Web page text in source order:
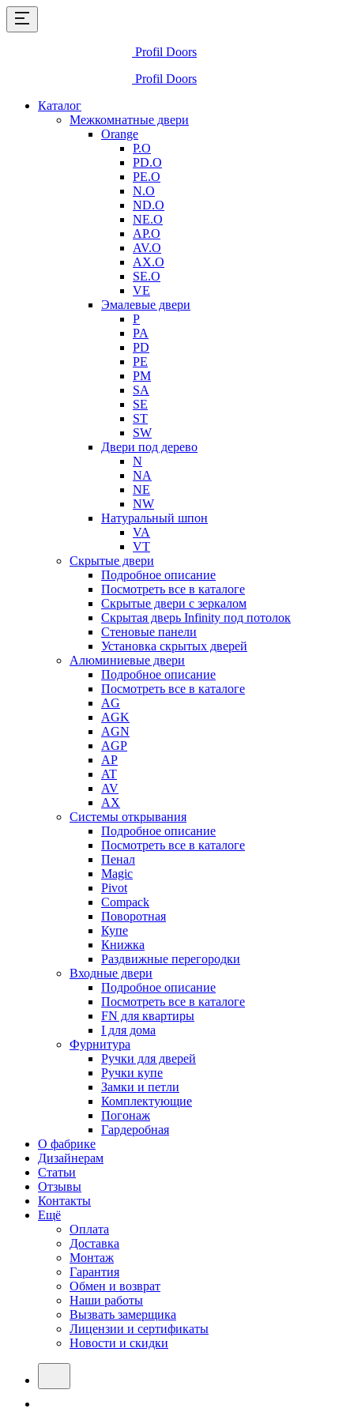
Profil Doors
Profil Doors
Каталог
Межкомнатные двери
Orange
P.O
PD.O
PE.O
N.O
ND.O
NE.O
AP.O
AV.O
AX.O
SE.O
VE
Эмалевые двери
P
PA
PD
PE
PM
SA
SE
ST
SW
Двери под дерево
N
NA
NE
NW
Натуральный шпон
VA
VT
Скрытые двери
Подробное описание
Посмотреть все в каталоге
Скрытые двери с зеркалом
Скрытая дверь Infinity под потолок
Стеновые панели
Установка скрытых дверей
Алюминиевые двери
Подробное описание
Посмотреть все в каталоге
AG
AGK
AGN
AGP
AP
AT
AV
AX
Системы открывания
Подробное описание
Посмотреть все в каталоге
Пенал
Magic
Pivot
Compack
Поворотная
Купе
Книжка
Раздвижные перегородки
Входные двери
Подробное описание
Посмотреть все в каталоге
FN для квартиры
I для дома
Фурнитура
Ручки для дверей
Ручки купе
Замки и петли
Комплектующие
Погонаж
Гардеробная
О фабрике
Дизайнерам
Статьи
Отзывы
Контакты
Ещё
Оплата
Доставка
Монтаж
Гарантия
Обмен и возврат
Наши работы
Вызвать замерщика
Лицензии и сертификаты
Новости и скидки